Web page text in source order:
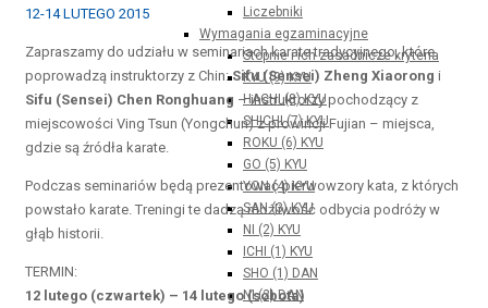
Liczebniki
Wymagania egzaminacyjne
Stopnie i ich zasadnicze kryteria
KYU (9) KYU
HACHI (8) KYU
SHICHI (7) KYU
ROKU (6) KYU
GO (5) KYU
YON (4) KYU
SAN (3) KYU
NI (2) KYU
ICHI (1) KYU
SHO (1) DAN
NI (2) DAN
12-14 LUTEGO 2015
Zapraszamy do udziału w seminariach karate tradycyjnego, które
poprowadzą instruktorzy z Chin:Sifu (Sensei) Zheng Xiaorong i
Sifu (Sensei) Chen Ronghuang – instruktorzy pochodzący z
miejscowości Ving Tsun (Yongchun) z prowincji Fujian – miejsca,
gdzie są źródła karate.
Podczas seminariów będą prezentować pierwowzory kata, z których
powstało karate. Treningi te dadzą możliwość odbycia podróży w
głąb historii.
TERMIN:
12 lutego (czwartek) – 14 lutego (sobota)